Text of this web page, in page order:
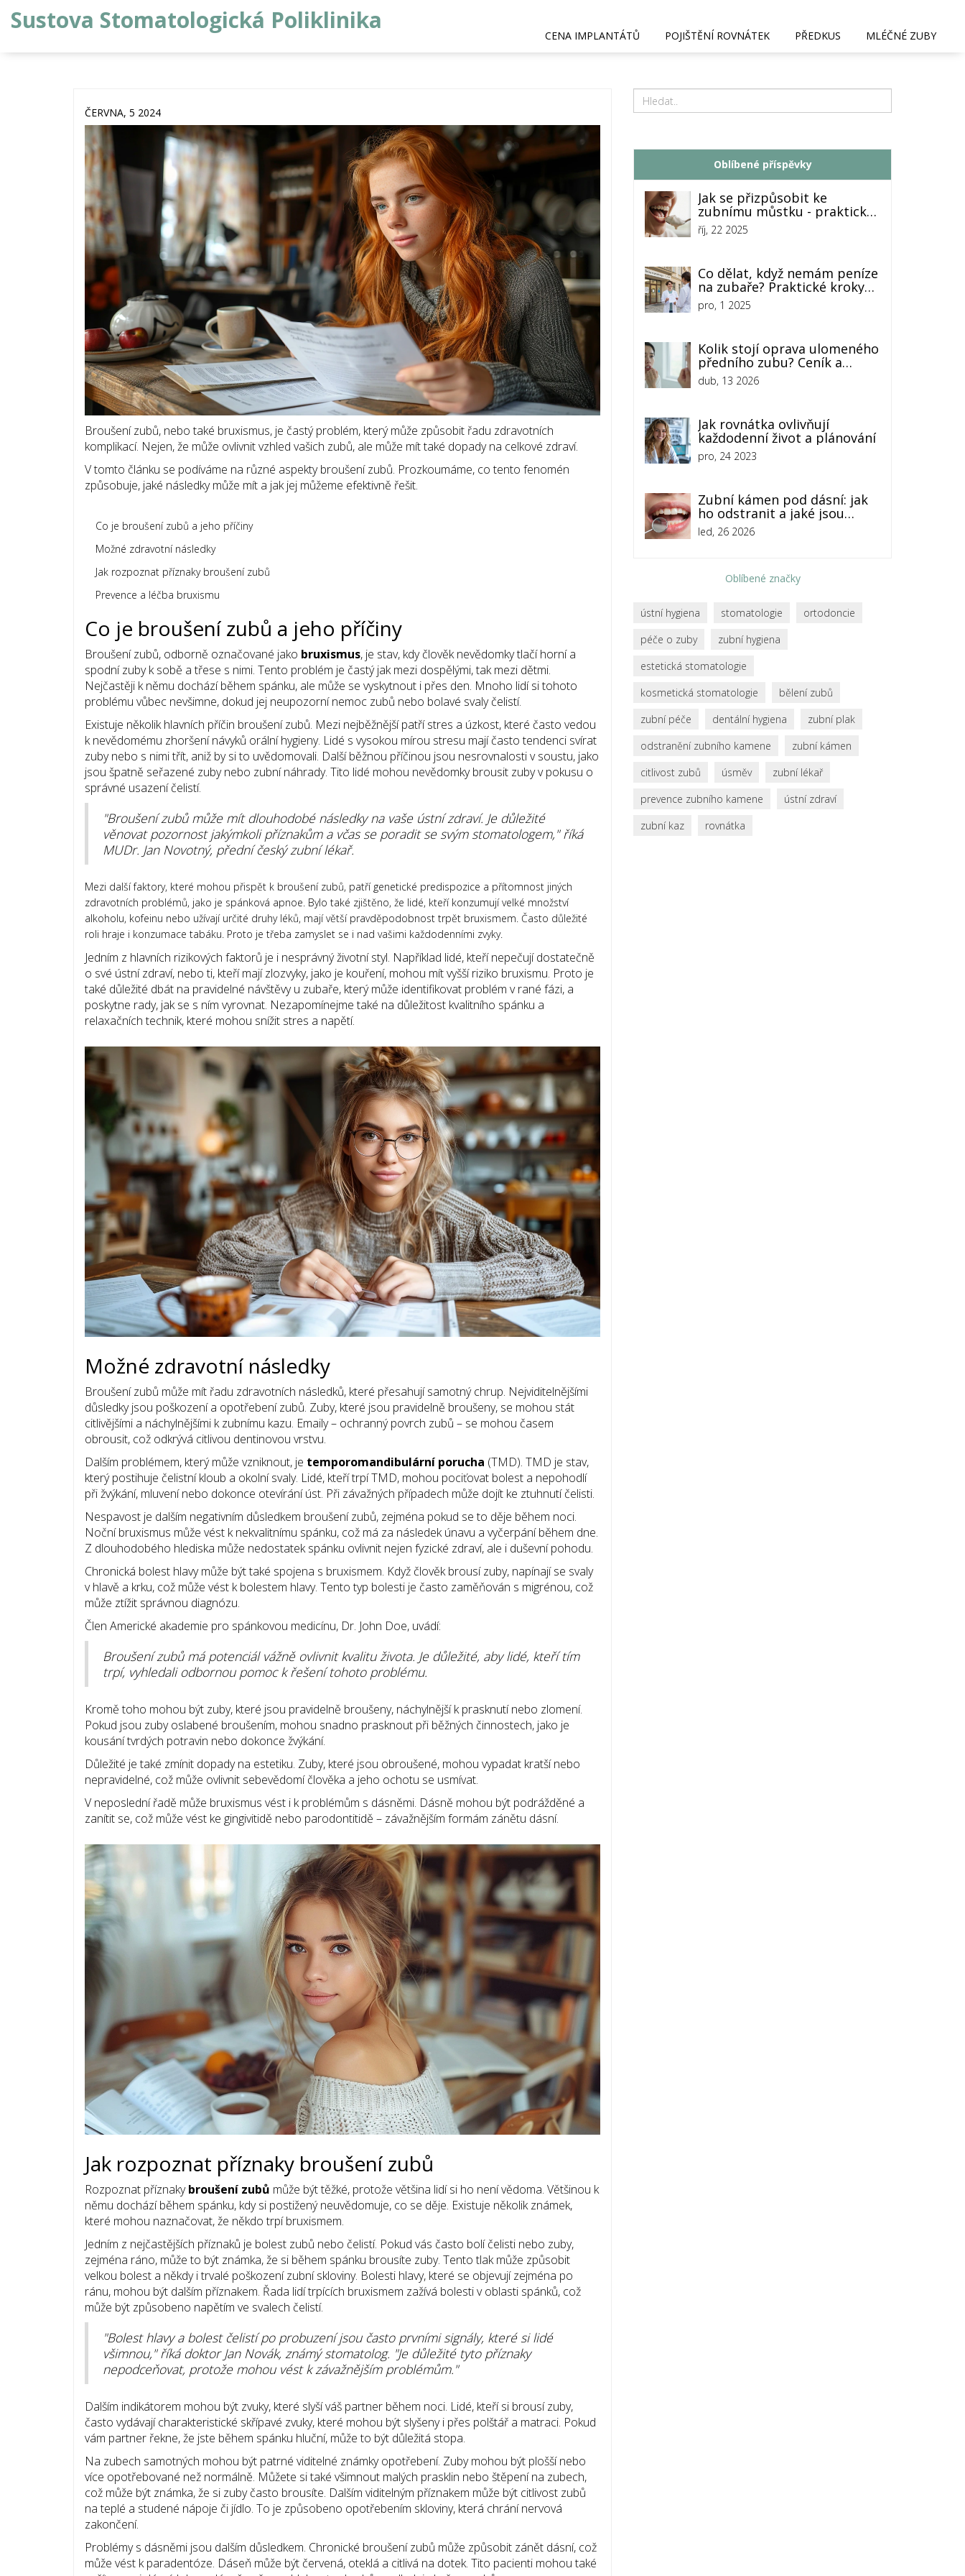
Sustova Stomatologická Poliklinika
CENA IMPLANTÁTŮ POJIŠTĚNÍ ROVNÁTEK PŘEDKUS MLÉČNÉ ZUBY
ČERVNA, 5 2024
Broušení zubů, nebo také bruxismus, je častý problém, který může způsobit řadu zdravotních
komplikací. Nejen, že může ovlivnit vzhled vašich zubů, ale může mít také dopady na celkové zdraví.
V tomto článku se podíváme na různé aspekty broušení zubů. Prozkoumáme, co tento fenomén
způsobuje, jaké následky může mít a jak jej můžeme efektivně řešit.
Co je broušení zubů a jeho příčiny
Možné zdravotní následky
Jak rozpoznat příznaky broušení zubů
Prevence a léčba bruxismu
Co je broušení zubů a jeho příčiny
Broušení zubů, odborně označované jako bruxismus, je stav, kdy člověk nevědomky tlačí horní a
spodní zuby k sobě a třese s nimi. Tento problém je častý jak mezi dospělými, tak mezi dětmi.
Nejčastěji k němu dochází během spánku, ale může se vyskytnout i přes den. Mnoho lidí si tohoto
problému vůbec nevšimne, dokud jej neupozorní nemoc zubů nebo bolavé svaly čelistí.
Existuje několik hlavních příčin broušení zubů. Mezi nejběžnější patří stres a úzkost, které často vedou
k nevědomému zhoršení návyků orální hygieny. Lidé s vysokou mírou stresu mají často tendenci svírat
zuby nebo s nimi třít, aniž by si to uvědomovali. Další běžnou příčinou jsou nesrovnalosti v soustu, jako
jsou špatně seřazené zuby nebo zubní náhrady. Tito lidé mohou nevědomky brousit zuby v pokusu o
správné usazení čelistí.
"Broušení zubů může mít dlouhodobé následky na vaše ústní zdraví. Je důležité
věnovat pozornost jakýmkoli příznakům a včas se poradit se svým stomatologem," říká
MUDr. Jan Novotný, přední český zubní lékař.
Mezi další faktory, které mohou přispět k broušení zubů, patří genetické predispozice a přítomnost jiných
zdravotních problémů, jako je spánková apnoe. Bylo také zjištěno, že lidé, kteří konzumují velké množství
alkoholu, kofeinu nebo užívají určité druhy léků, mají větší pravděpodobnost trpět bruxismem. Často důležité
roli hraje i konzumace tabáku. Proto je třeba zamyslet se i nad vašimi každodenními zvyky.
Jedním z hlavních rizikových faktorů je i nesprávný životní styl. Například lidé, kteří nepečují dostatečně
o své ústní zdraví, nebo ti, kteří mají zlozvyky, jako je kouření, mohou mít vyšší riziko bruxismu. Proto je
také důležité dbát na pravidelné návštěvy u zubaře, který může identifikovat problém v rané fázi, a
poskytne rady, jak se s ním vyrovnat. Nezapomínejme také na důležitost kvalitního spánku a
relaxačních technik, které mohou snížit stres a napětí.
Možné zdravotní následky
Broušení zubů může mít řadu zdravotních následků, které přesahují samotný chrup. Nejviditelnějšími
důsledky jsou poškození a opotřebení zubů. Zuby, které jsou pravidelně broušeny, se mohou stát
citlivějšími a náchylnějšími k zubnímu kazu. Emaily – ochranný povrch zubů – se mohou časem
obrousit, což odkrývá citlivou dentinovou vrstvu.
Dalším problémem, který může vzniknout, je temporomandibulární porucha (TMD). TMD je stav,
který postihuje čelistní kloub a okolní svaly. Lidé, kteří trpí TMD, mohou pociťovat bolest a nepohodlí
při žvýkání, mluvení nebo dokonce otevírání úst. Při závažných případech může dojít ke ztuhnutí čelisti.
Nespavost je dalším negativním důsledkem broušení zubů, zejména pokud se to děje během noci.
Noční bruxismus může vést k nekvalitnímu spánku, což má za následek únavu a vyčerpání během dne.
Z dlouhodobého hlediska může nedostatek spánku ovlivnit nejen fyzické zdraví, ale i duševní pohodu.
Chronická bolest hlavy může být také spojena s bruxismem. Když člověk brousí zuby, napínají se svaly
v hlavě a krku, což může vést k bolestem hlavy. Tento typ bolesti je často zaměňován s migrénou, což
může ztížit správnou diagnózu.
Člen Americké akademie pro spánkovou medicínu, Dr. John Doe, uvádí:
Broušení zubů má potenciál vážně ovlivnit kvalitu života. Je důležité, aby lidé, kteří tím
trpí, vyhledali odbornou pomoc k řešení tohoto problému.
Kromě toho mohou být zuby, které jsou pravidelně broušeny, náchylnější k prasknutí nebo zlomení.
Pokud jsou zuby oslabené broušením, mohou snadno prasknout při běžných činnostech, jako je
kousání tvrdých potravin nebo dokonce žvýkání.
Důležité je také zmínit dopady na estetiku. Zuby, které jsou obroušené, mohou vypadat kratší nebo
nepravidelné, což může ovlivnit sebevědomí člověka a jeho ochotu se usmívat.
V neposlední řadě může bruxismus vést i k problémům s dásněmi. Dásně mohou být podrážděné a
zanítit se, což může vést ke gingivitidě nebo parodontitidě – závažnějším formám zánětu dásní.
Jak rozpoznat příznaky broušení zubů
Rozpoznat příznakybroušení zubů může být těžké, protože většina lidí si ho není vědoma. Většinou k
němu dochází během spánku, kdy si postižený neuvědomuje, co se děje. Existuje několik známek,
které mohou naznačovat, že někdo trpí bruxismem.
Jedním z nejčastějších příznaků je bolest zubů nebo čelistí. Pokud vás často bolí čelisti nebo zuby,
zejména ráno, může to být známka, že si během spánku brousíte zuby. Tento tlak může způsobit
velkou bolest a někdy i trvalé poškození zubní skloviny. Bolesti hlavy, které se objevují zejména po
ránu, mohou být dalším příznakem. Řada lidí trpících bruxismem zažívá bolesti v oblasti spánků, což
může být způsobeno napětím ve svalech čelistí.
"Bolest hlavy a bolest čelistí po probuzení jsou často prvními signály, které si lidé
všimnou," říká doktor Jan Novák, známý stomatolog. "Je důležité tyto příznaky
nepodceňovat, protože mohou vést k závažnějším problémům."
Dalším indikátorem mohou být zvuky, které slyší váš partner během noci. Lidé, kteří si brousí zuby,
často vydávají charakteristické skřípavé zvuky, které mohou být slyšeny i přes polštář a matraci. Pokud
vám partner řekne, že jste během spánku hluční, může to být důležitá stopa.
Na zubech samotných mohou být patrné viditelné známky opotřebení. Zuby mohou být plošší nebo
více opotřebované než normálně. Můžete si také všimnout malých prasklin nebo štěpení na zubech,
což může být známka, že si zuby často brousíte. Dalším viditelným příznakem může být citlivost zubů
na teplé a studené nápoje či jídlo. To je způsobeno opotřebením skloviny, která chrání nervová
zakončení.
Problémy s dásněmi jsou dalším důsledkem. Chronické broušení zubů může způsobit zánět dásní, což
může vést k paradentóze. Dáseň může být červená, oteklá a citlivá na dotek. Tito pacienti mohou také
Oblíbené příspěvky
Jak se přizpůsobit ke
zubnímu můstku - praktické
tipy
říj, 22 2025
Co dělat, když nemám peníze
na zubaře? Praktické kroky
pro nouzi
pro, 1 2025
Kolik stojí oprava ulomeného
předního zubu? Ceník a
možnosti
dub, 13 2026
Jak rovnátka ovlivňují
každodenní život a plánování
pro, 24 2023
Zubní kámen pod dásní: jak
ho odstranit a jaké jsou
doporučení pro prevenci
led, 26 2026
Oblíbené značky
ústní hygiena stomatologie
ortodoncie
péče o zuby
zubní hygiena
estetická stomatologie
kosmetická stomatologie
bělení zubů
zubní péče
dentální hygiena
zubní plak
odstranění zubního kamene
zubní kámen
citlivost zubů
úsměv
zubní lékař
prevence zubního kamene
ústní zdraví
zubní kaz
rovnátka